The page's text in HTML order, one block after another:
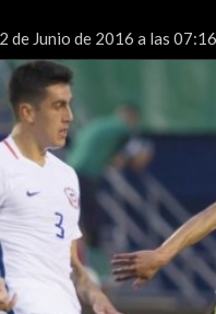
de Junio de 2016 a las